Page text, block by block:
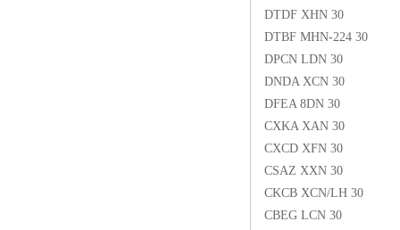
DTDF XHN 30
DTBF MHN-224 30
DPCN LDN 30
DNDA XCN 30
DFEA 8DN 30
CXKA XAN 30
CXCD XFN 30
CSAZ XXN 30
CKCB XCN/LH 30
CBEG LCN 30